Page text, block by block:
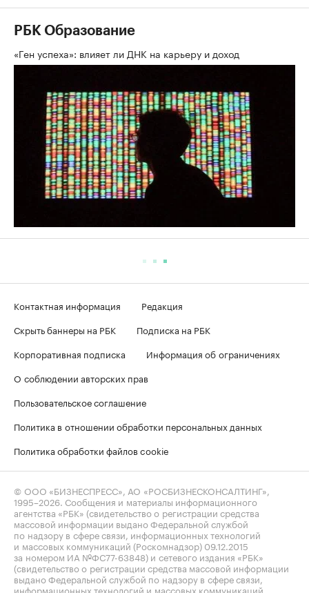
РБК Образование
«Ген успеха»: влияет ли ДНК на карьеру и доход
Контактная информация
Редакция
Скрыть баннеры на РБК
Подписка на РБК
Корпоративная подписка
Информация об ограничениях
О соблюдении авторских прав
Пользовательское соглашение
Политика в отношении обработки персональных данных
Политика обработки файлов cookie
© ООО «БИЗНЕСПРЕСС», АО «РОСБИЗНЕСКОНСАЛТИНГ»,
1995–2026. Сообщения и материалы информационного
агентства «РБК» (свидетельство о регистрации средства
массовой информации выдано Федеральной службой
по надзору в сфере связи, информационных технологий
и массовых коммуникаций (Роскомнадзор) 09.12.2015
за номером ИА №ФС77-63848) и сетевого издания «РБК»
(свидетельство о регистрации средства массовой информации
выдано Федеральной службой по надзору в сфере связи,
информационных технологий и массовых коммуникаций